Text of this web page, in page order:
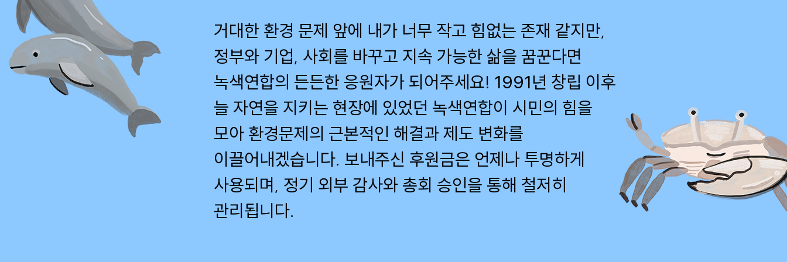
거대한 환경 문제 앞에 내가 너무 작고 힘없는 존재 같지만,
정부와 기업, 사회를 바꾸고 지속 가능한 삶을 꿈꾼다면
녹색연합의 든든한 응원자가 되어주세요! 1991년 창립 이후
늘 자연을 지키는 현장에 있었던 녹색연합이 시민의 힘을
모아 환경문제의 근본적인 해결과 제도 변화를
이끌어내겠습니다. 보내주신 후원금은 언제나 투명하게
사용되며, 정기 외부 감사와 총회 승인을 통해 철저히
관리됩니다.